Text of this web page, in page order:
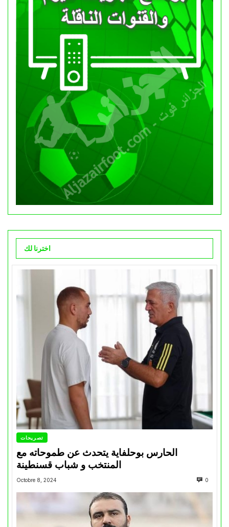
اخترنا لك
تصريحات
الحارس بوحلفاية يتحدث عن طموحاته مع
المنتخب و شباب قسنطينة
Octobre 8, 2024 0